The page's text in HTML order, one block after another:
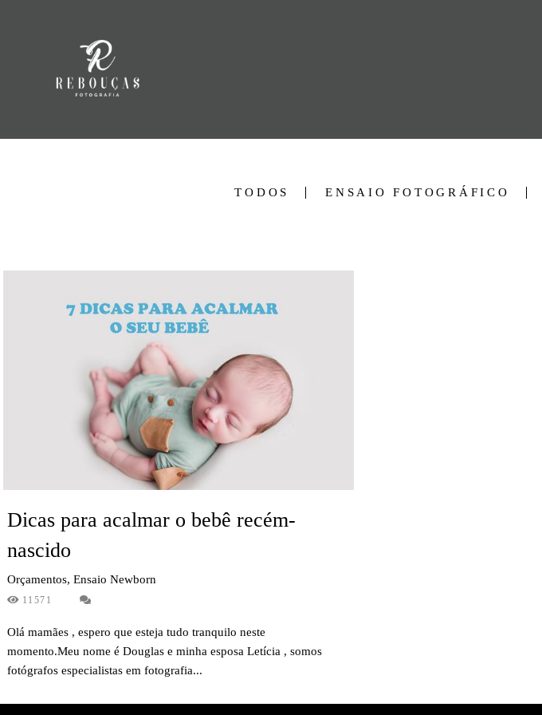
TODOS ENSAIO FOTOGRÁFICO
Dicas para acalmar o bebê recém-
nascido
Orçamentos, Ensaio Newborn
11571
Olá mamães , espero que esteja tudo tranquilo neste
momento.Meu nome é Douglas e minha esposa Letícia , somos
fotógrafos especialistas em fotografia...